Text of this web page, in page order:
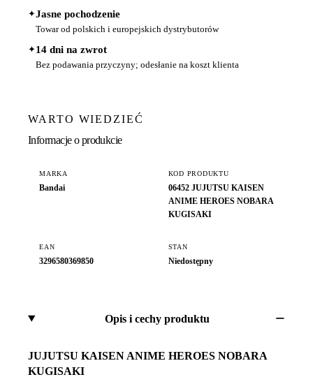
✦Jasne pochodzenie
Towar od polskich i europejskich dystrybutorów
✦14 dni na zwrot
Bez podawania przyczyny; odesłanie na koszt klienta
WARTO WIEDZIEĆ
Informacje o produkcie
MARKA
Bandai
KOD PRODUKTU
06452 JUJUTSU KAISEN
ANIME HEROES NOBARA
KUGISAKI
EAN
3296580369850
STAN
Niedostępny
Opis i cechy produktu
JUJUTSU KAISEN ANIME HEROES NOBARA
KUGISAKI